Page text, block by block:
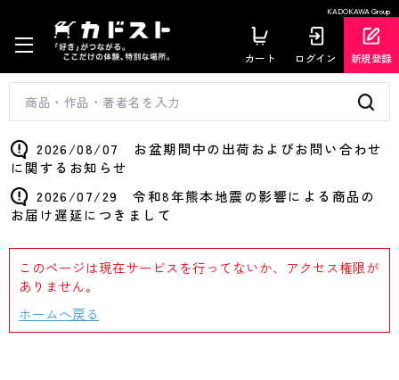
KADOKAWA Group
カート ログイン 新規登録
2026/08/07 お盆期間中の出荷およびお問い合わせ
に関するお知らせ
2026/07/29 令和8年熊本地震の影響による商品の
お届け遅延につきまして
このページは現在サービスを行ってないか、アクセス権限が
ありません。
ホームへ戻る